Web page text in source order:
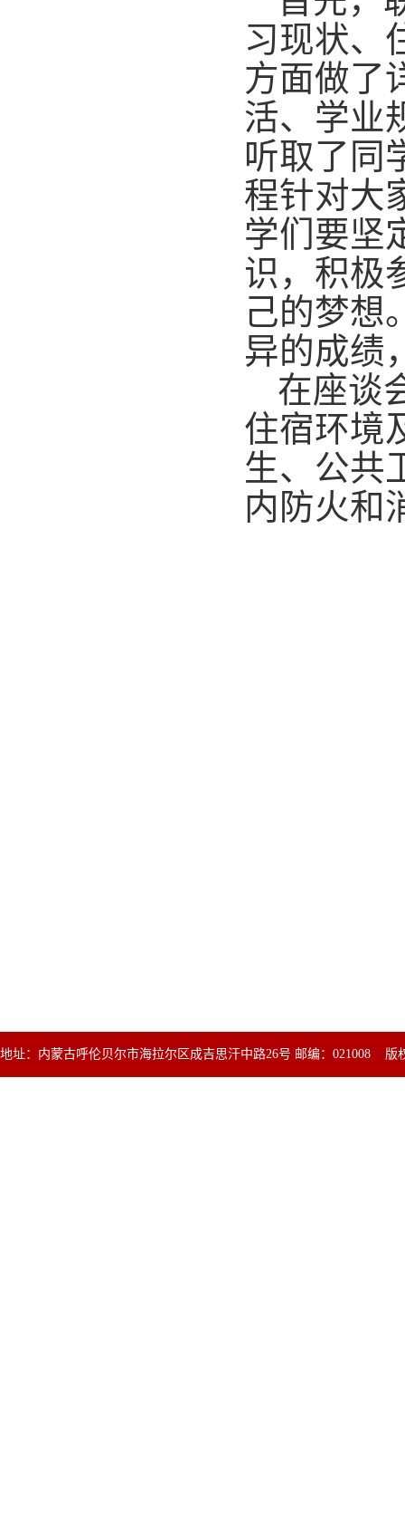
习现状、
方面做了
活、学业
听取了同
程针对大
学们要坚
识，积极
己的梦想
异的成绩
在座谈
住宿环境
生、公共
内防火和
地址：内蒙古呼伦贝尔市海拉尔区成吉思汗中路26号 邮编：021008 版